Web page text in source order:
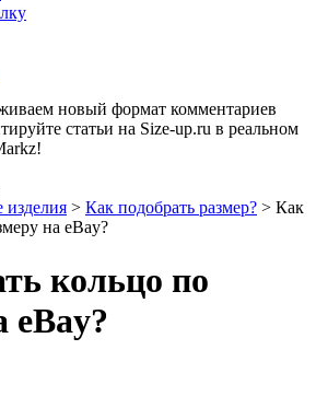
новый формат комментариев
статьи на Size-up.ru в реальном
> Как подобрать размер? > Как
на eBay?
кольцо по
eBay?